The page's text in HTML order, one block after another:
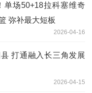
单场50+18拉科塞维奇
弥补最大短板
2026-04-16
打通融入长三角发展
2026-04-15